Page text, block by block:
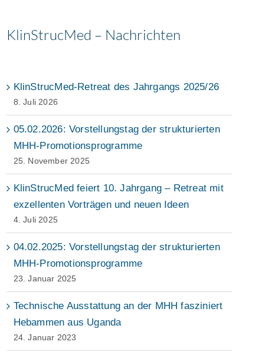
KlinStrucMed – Nachrichten
KlinStrucMed-Retreat des Jahrgangs 2025/26
8. Juli 2026
05.02.2026: Vorstellungstag der strukturierten
MHH-Promotionsprogramme
25. November 2025
KlinStrucMed feiert 10. Jahrgang – Retreat mit
exzellenten Vorträgen und neuen Ideen
4. Juli 2025
04.02.2025: Vorstellungstag der strukturierten
MHH-Promotionsprogramme
23. Januar 2025
Technische Ausstattung an der MHH fasziniert
Hebammen aus Uganda
24. Januar 2023